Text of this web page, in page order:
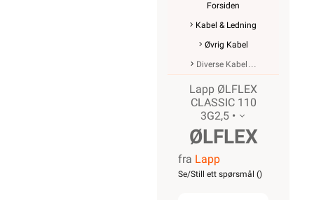
Forsiden
Kabel & Ledning
Øvrig Kabel
Diverse Kabel
Lapp ØLFLEX
CLASSIC 110
3G2,5 •
ØLFLEX
CLASSIC
fra Lapp
Se/Still ett spørsmål ()